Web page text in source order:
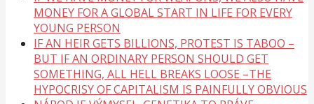
MONEY FOR A GLOBAL START IN LIFE FOR EVERY
YOUNG PERSON
IF AN HEIR GETS BILLIONS, PROTEST IS TABOO –
BUT IF AN ORDINARY PERSON SHOULD GET
SOMETHING, ALL HELL BREAKS LOOSE –THE
HYPOCRISY OF CAPITALISM IS PAINFULLY OBVIOUS